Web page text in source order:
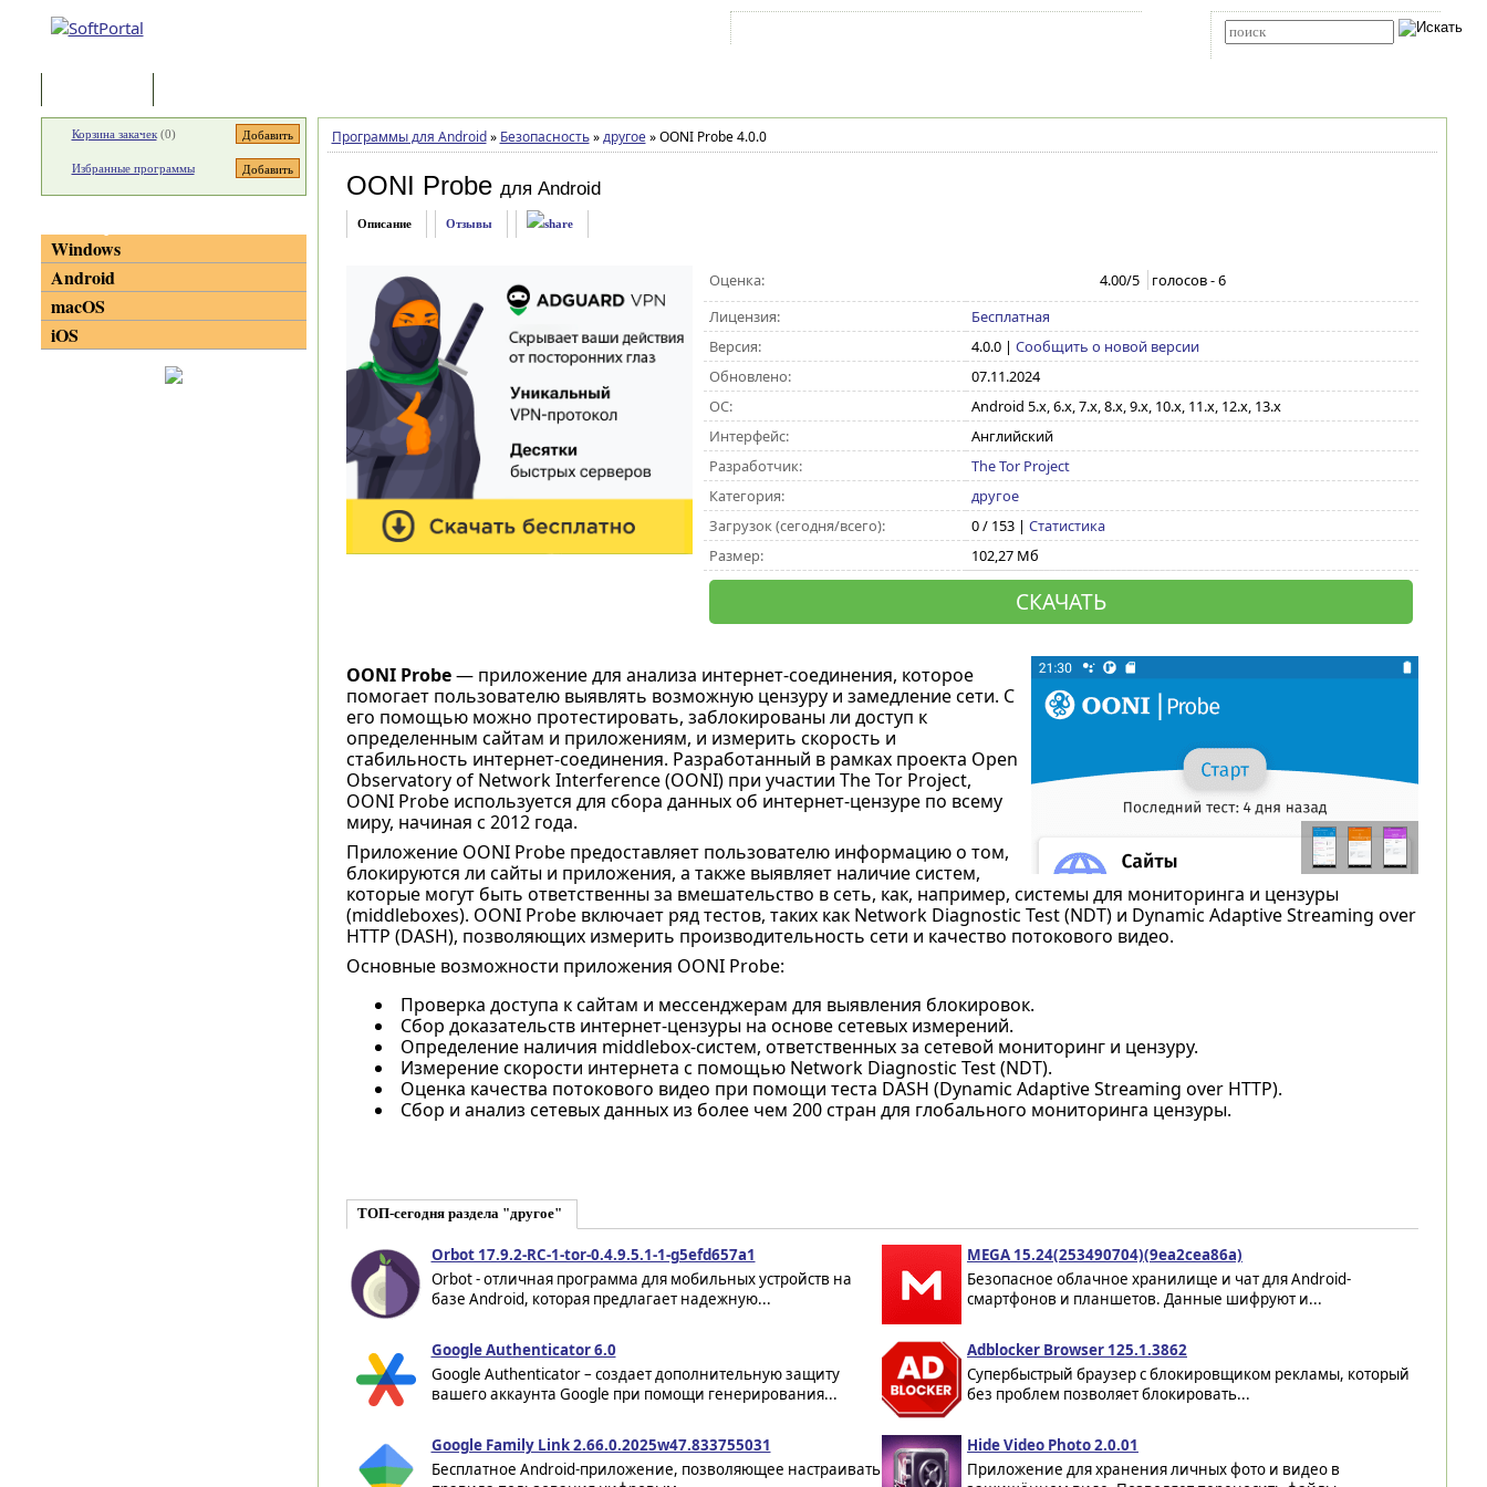
Программы для Android » Безопасность » другое »OONI Probe 4.0.0
OONI Probe для Android
Описание Отзывы
Оценка: 4.00/5 голосов -6
Лицензия:
Бесплатная
Версия:
4.0.0| Сообщить о новой версии
Обновлено:
07.11.2024
ОС:
Android 5.x, 6.x, 7.x, 8.x, 9.x, 10.x, 11.x, 12.x, 13.x
Интерфейс:
Английский
Разработчик:
The Tor Project
Категория:
другое
Загрузок (сегодня/всего):
0 / 153 | Статистика
Размер:
102,27 Мб
СКАЧАТЬ
OONI Probe— приложение для анализа интернет-соединения, которое
помогает пользователю выявлять возможную цензуру и замедление сети. С
его помощью можно протестировать, заблокированы ли доступ к
определенным сайтам и приложениям, и измерить скорость и
стабильность интернет-соединения. Разработанный в рамках проекта Open
Observatory of Network Interference (OONI) при участии The Tor Project,
OONI Probe используется для сбора данных об интернет-цензуре по всему
миру, начиная с 2012 года.
Приложение OONI Probe предоставляет пользователю информацию о том,
блокируются ли сайты и приложения, а также выявляет наличие систем,
которые могут быть ответственны за вмешательство в сеть, как, например, системы для мониторинга и цензуры
(middleboxes). OONI Probe включает ряд тестов, таких как Network Diagnostic Test (NDT) и Dynamic Adaptive Streaming over
HTTP (DASH), позволяющих измерить производительность сети и качество потокового видео.
Основные возможности приложения OONI Probe:
Проверка доступа к сайтам и мессенджерам для выявления блокировок.
Сбор доказательств интернет-цензуры на основе сетевых измерений.
Определение наличия middlebox-систем, ответственных за сетевой мониторинг и цензуру.
Измерение скорости интернета с помощью Network Diagnostic Test (NDT).
Оценка качества потокового видео при помощи теста DASH (Dynamic Adaptive Streaming over HTTP).
Сбор и анализ сетевых данных из более чем 200 стран для глобального мониторинга цензуры.
ТОП-сегодня раздела "другое"
Orbot 17.9.2-RC-1-tor-0.4.9.5.1-1-g5efd657a1
Orbot - отличная программа для мобильных устройств на
базе Android, которая предлагает надежную...
MEGA 15.24(253490704)(9ea2cea86a)
Безопасное облачное хранилище и чат для Android-
смартфонов и планшетов. Данные шифруют и...
Google Authenticator 6.0
Google Authenticator – создает дополнительную защиту
вашего аккаунта Google при помощи генерирования...
Adblocker Browser 125.1.3862
Супербыстрый браузер с блокировщиком рекламы, который
без проблем позволяет блокировать...
Google Family Link 2.66.0.2025w47.833755031
Бесплатное Android-приложение, позволяющее настраивать
Hide Video Photo 2.0.01
Приложение для хранения личных фото и видео в
Корзина закачек(0)
Избранные программы
Windows
Android
macOS
iOS